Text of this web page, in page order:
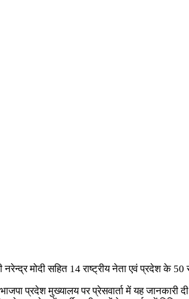
मोदी सहित 14 राष्ट्रीय नेता एवं प्रदेश के
प्रदेश मुख्यालय पर प्रेसवार्ता में यह जानकारी